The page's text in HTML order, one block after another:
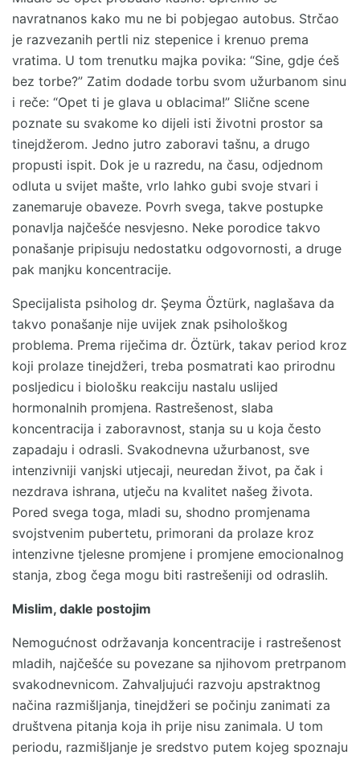
navratnanos kako mu ne bi pobjegao autobus. Strčao
je razvezanih pertli niz stepenice i krenuo prema
vratima. U tom trenutku majka povika: “Sine, gdje ćeš
bez torbe?” Zatim dodade torbu svom užurbanom sinu
i reče: “Opet ti je glava u oblacima!” Slične scene
poznate su svakome ko dijeli isti životni prostor sa
tinejdžerom. Jedno jutro zaboravi tašnu, a drugo
propusti ispit. Dok je u razredu, na času, odjednom
odluta u svijet mašte, vrlo lahko gubi svoje stvari i
zanemaruje obaveze. Povrh svega, takve postupke
ponavlja najčešće nesvjesno. Neke porodice takvo
ponašanje pripisuju nedostatku odgovornosti, a druge
pak manjku koncentracije.
Specijalista psiholog dr. Şeyma Öztürk, naglašava da
takvo ponašanje nije uvijek znak psihološkog
problema. Prema riječima dr. Öztürk, takav period kroz
koji prolaze tinejdžeri, treba posmatrati kao prirodnu
posljedicu i biološku reakciju nastalu uslijed
hormonalnih promjena. Rastrešenost, slaba
koncentracija i zaboravnost, stanja su u koja često
zapadaju i odrasli. Svakodnevna užurbanost, sve
intenzivniji vanjski utjecaji, neuredan život, pa čak i
nezdrava ishrana, utječu na kvalitet našeg života.
Pored svega toga, mladi su, shodno promjenama
svojstvenim pubertetu, primorani da prolaze kroz
intenzivne tjelesne promjene i promjene emocionalnog
stanja, zbog čega mogu biti rastrešeniji od odraslih.
Mislim, dakle postojim
Nemogućnost održavanja koncentracije i rastrešenost
mladih, najčešće su povezane sa njihovom pretrpanom
svakodnevnicom. Zahvaljujući razvoju apstraktnog
načina razmišljanja, tinejdžeri se počinju zanimati za
društvena pitanja koja ih prije nisu zanimala. U tom
periodu, razmišljanje je sredstvo putem kojeg spoznaju